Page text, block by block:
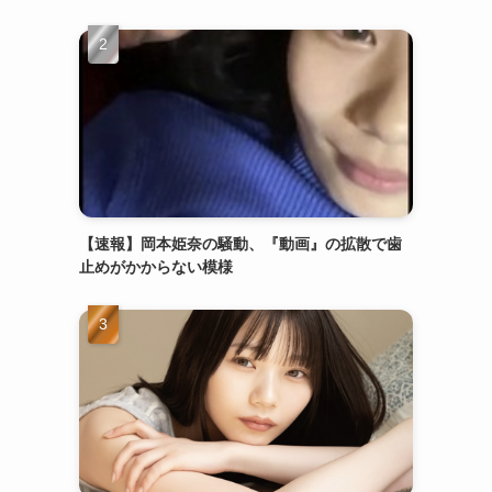
【速報】岡本姫奈の騒動、『動画』の拡散で歯
止めがかからない模様